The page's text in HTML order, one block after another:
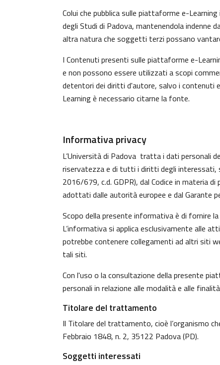
Colui che pubblica sulle piattaforme e-
degli Studi di Padova, mantenendola indenne
altra natura che soggetti terzi possano
I Contenuti presenti sulle piattaforme e-
e non possono essere utilizzati a scopi
detentori dei diritti d'autore, salvo i contenuti
Learning è necessario citarne la fonte.
Informativa privacy
L’Università di Padova tratta i dati personali
riservatezza e di tutti i diritti degli interessati,
2016/679, c.d. GDPR), dal Codice in materia
adottati dalle autorità europee e dal Garante
Scopo della presente informativa è di fornire
L’informativa si applica esclusivamente alle
potrebbe contenere collegamenti ad altri siti
tali siti.
Con l'uso o la consultazione della presente
personali in relazione alle modalità e alle
Titolare del trattamento
Il Titolare del trattamento, cioè l’organismo
Febbraio 1848, n. 2, 35122 Padova (PD).
Soggetti interessati